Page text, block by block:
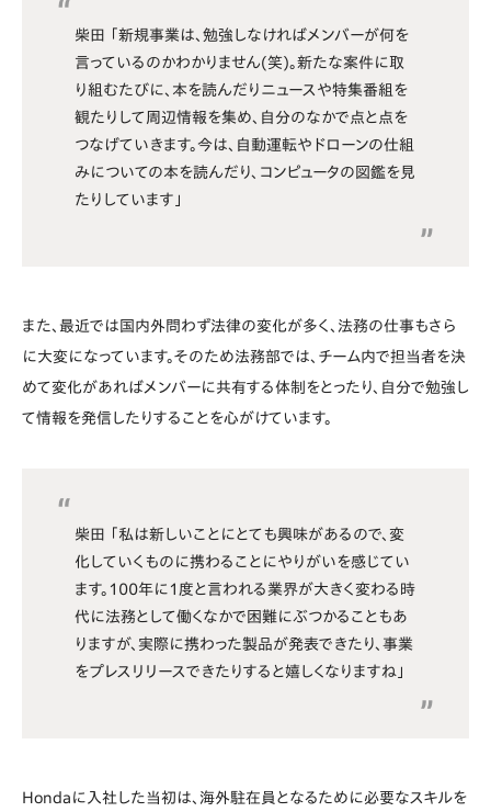
柴田 「新規事業は、勉強しなければメンバーが何を
言っているのかわかりません(笑)。新たな案件に取
り組むたびに、本を読んだりニュースや特集番組を
観たりして周辺情報を集め、自分のなかで点と点を
つなげていきます。今は、自動運転やドローンの仕組
みについての本を読んだり、コンピュータの図鑑を見
たりしています」
また、最近では国内外問わず法律の変化が多く、法務の仕事もさら
に大変になっています。そのため法務部では、チーム内で担当者を決
めて変化があればメンバーに共有する体制をとったり、自分で勉強し
て情報を発信したりすることを心がけています。
柴田 「私は新しいことにとても興味があるので、変
化していくものに携わることにやりがいを感じてい
ます。100年に1度と言われる業界が大きく変わる時
代に法務として働くなかで困難にぶつかることもあ
りますが、実際に携わった製品が発表できたり、事業
をプレスリリースできたりすると嬉しくなりますね」
Hondaに入社した当初は、海外駐在員となるために必要なスキルを